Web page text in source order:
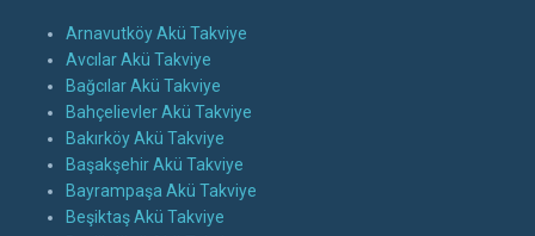
Arnavutköy Akü Takviye
Avcılar Akü Takviye
Bağcılar Akü Takviye
Bahçelievler Akü Takviye
Bakırköy Akü Takviye
Başakşehir Akü Takviye
Bayrampaşa Akü Takviye
Beşiktaş Akü Takviye